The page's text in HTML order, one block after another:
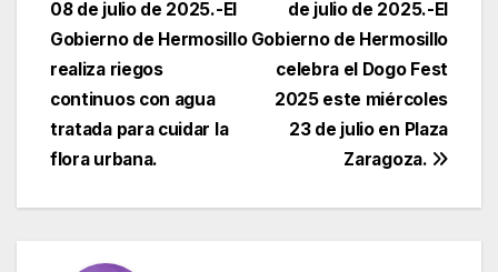
de
entradas
de julio de 2025.-El
Gobierno de Hermosillo
celebra el Dogo Fest
2025 este miércoles
23 de julio en Plaza
Zaragoza.
08 de julio de 2025.-El
Gobierno de Hermosillo
realiza riegos
continuos con agua
tratada para cuidar la
flora urbana.